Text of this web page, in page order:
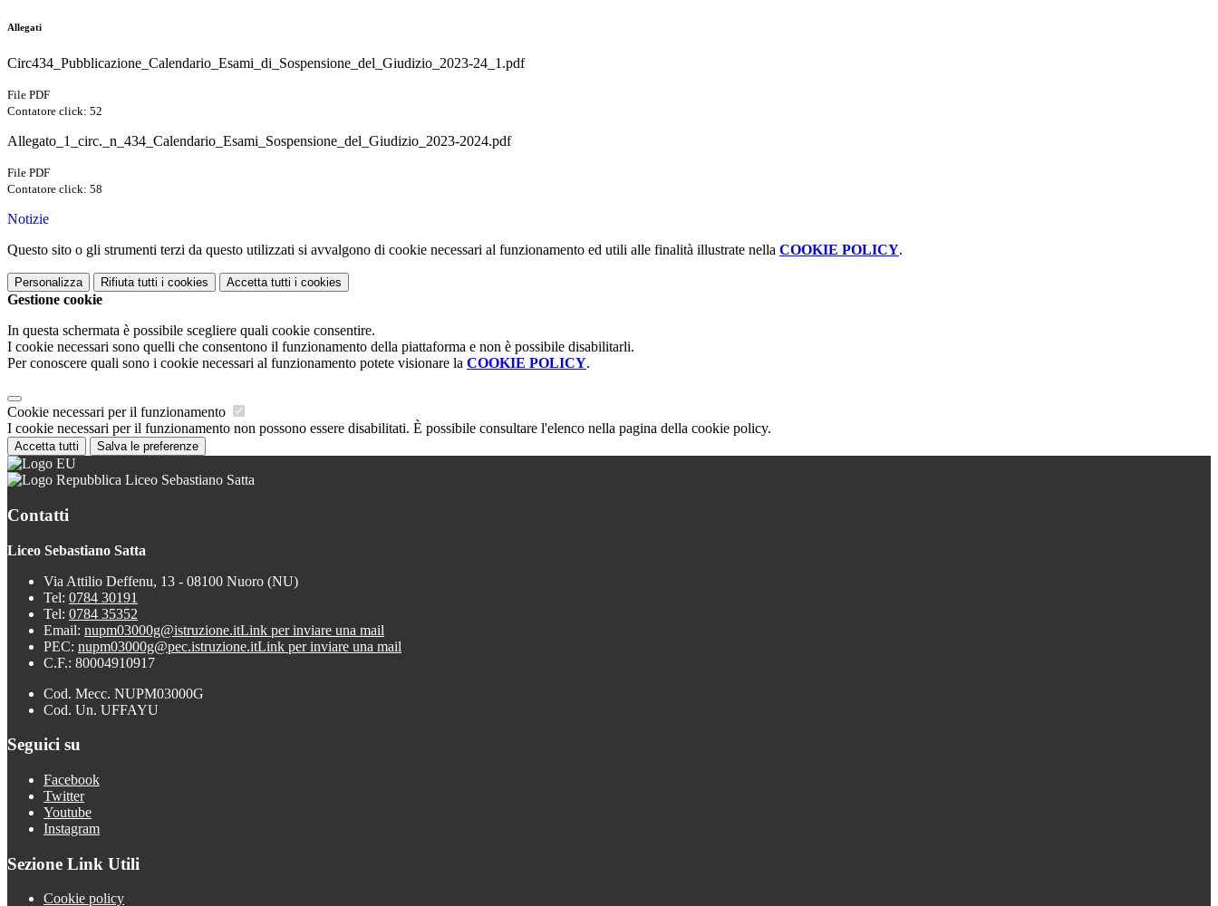
Allegati
Circ434_Pubblicazione_Calendario_Esami_di_Sospensione_del_Giudizio_2023-24_1.pdf
File PDF
Contatore click: 52
Allegato_1_circ._n_434_Calendario_Esami_Sospensione_del_Giudizio_2023-2024.pdf
File PDF
Contatore click: 58
Notizie
Questo sito o gli strumenti terzi da questo utilizzati si avvalgono di cookie necessari al funzionamento ed utili alle finalità illustrate nella COOKIE POLICY.
Personalizza Rifiuta tutti i cookies Accetta tutti i cookies
Gestione cookie
In questa schermata è possibile scegliere quali cookie consentire.
I cookie necessari sono quelli che consentono il funzionamento della piattaforma e non è possibile disabilitarli.
Per conoscere quali sono i cookie necessari al funzionamento potete visionare la COOKIE POLICY.
Cookie necessari per il funzionamento
I cookie necessari per il funzionamento non possono essere disabilitati. È possibile consultare l'elenco nella pagina della cookie policy.
Accetta tutti Salva le preferenze
Liceo Sebastiano Satta
Contatti
Liceo Sebastiano Satta
Via Attilio Deffenu, 13 - 08100 Nuoro (NU)
Tel: 0784 30191
Tel: 0784 35352
Email: nupm03000g@istruzione.itLink per inviare una mail
PEC: nupm03000g@pec.istruzione.itLink per inviare una mail
C.F.: 80004910917
Cod. Mecc. NUPM03000G
Cod. Un. UFFAYU
Seguici su
Facebook
Twitter
Youtube
Instagram
Sezione Link Utili
Cookie policy